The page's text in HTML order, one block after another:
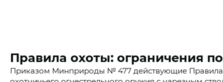
Правила охоты: ограничения
Приказом Минприроды № 477 действующие Правила